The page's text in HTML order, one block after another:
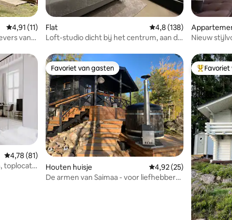
Gemiddelde beoordeling van 4,91 op 5, 11 recensies
4,91 (11)
van
Flat Gemiddelde
4,8 (138)
Loft-studio dicht bij het centrum, aan de
Nieuw
Gemiddelde beoordeling van 4,78 op 5, 81 recensies
4,78 (81)
toplocatie
Favoriet van gasten
Favoriet van gasten
Houten huisje Gemiddelde
4,92 (25)
De armen van Saimaa - voor liefhebbers